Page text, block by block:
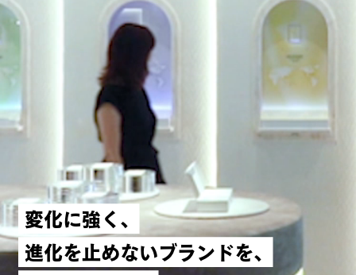
CASE STUDY
FuFuFu Lab
変化に強く、
進化を止めないブラン ドを、